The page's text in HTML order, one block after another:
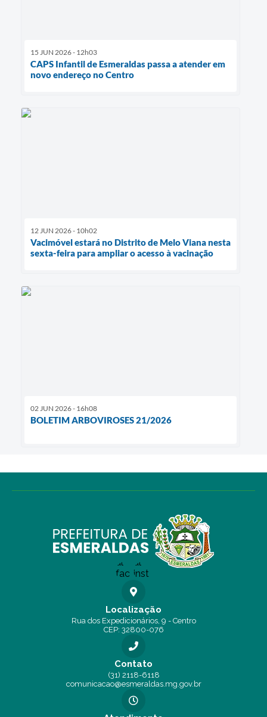
15 JUN 2026 - 12h03
CAPS Infantil de Esmeraldas passa a atender em
novo endereço no Centro
12 JUN 2026 - 10h02
Vacimóvel estará no Distrito de Melo Viana nesta
sexta-feira para ampliar o acesso à vacinação
02 JUN 2026 - 16h08
BOLETIM ARBOVIROSES 21/2026
Localização
Rua dos Expedicionários, 9 - Centro
CEP: 32800-076
Contato
(31) 2118-6118
comunicacao@esmeraldas.mg.gov.br